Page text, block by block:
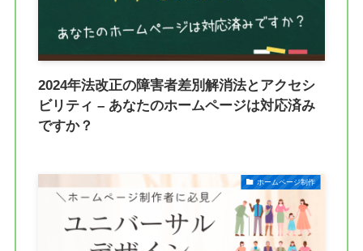
2024年法改正の障害者差別解消法とアクセシ
ビリティ – あなたのホームページは対応済み
ですか？
ホームページ制作